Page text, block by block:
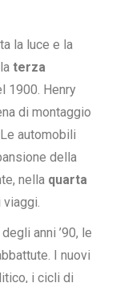
la luce e la
terza
1900. Henry
di montaggio
automobili
della
nella quarta
anni ’90, le
I nuovi
i cicli di